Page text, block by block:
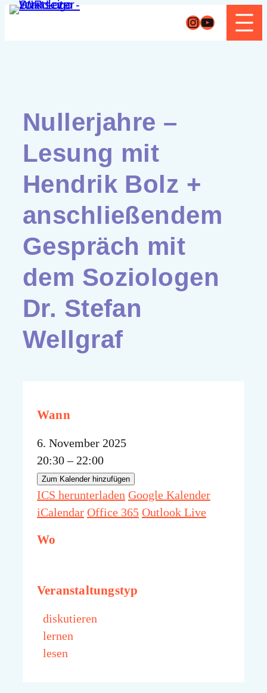
Zum
Instagram
YouTube
Nullerjahre –
Lesung mit
Hendrik Bolz +
anschließendem
Gespräch mit
dem Soziologen
Dr. Stefan
Wellgraf
Wann
6. November 2025
20:30 – 22:00
Zum Kalender hinzufügen
ICS herunterladen Google Kalender
iCalendar Office 365 Outlook Live
Wo
Veranstaltungstyp
diskutieren
lernen
lesen